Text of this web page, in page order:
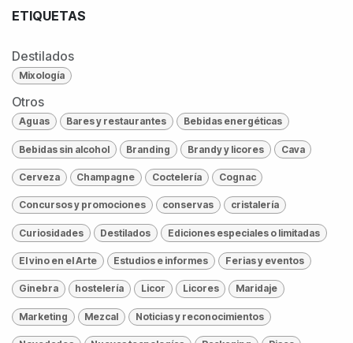
ETIQUETAS
Destilados
Mixología
Otros
Aguas Bares y restaurantes Bebidas energéticas
Bebidas sin alcohol Branding Brandy y licores Cava
Cerveza Champagne Coctelería Cognac
Concursos y promociones conservas cristalería
Curiosidades Destilados Ediciones especiales o limitadas
El vino en el Arte Estudios e informes Ferias y eventos
Ginebra hostelería Licor Licores Maridaje
Marketing Mezcal Noticias y reconocimientos